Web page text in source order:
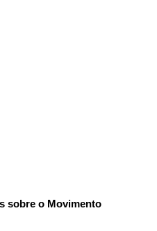
sobre o Movimento